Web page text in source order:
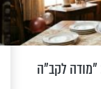
השואה שחוגגת 100: "מודה לקב"ה